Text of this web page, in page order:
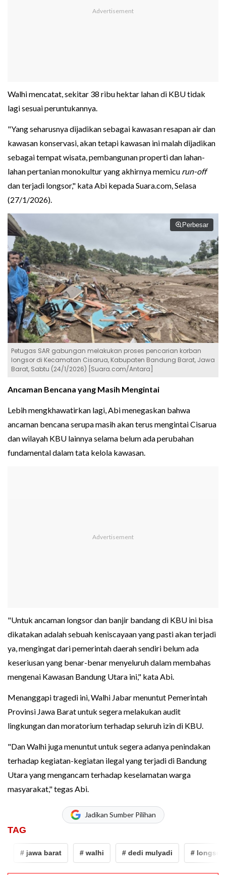
Walhi mencatat, sekitar 38 ribu hektar lahan di KBU tidak
lagi sesuai peruntukannya.
"Yang seharusnya dijadikan sebagai kawasan resapan air dan
kawasan konservasi, akan tetapi kawasan ini malah dijadikan
sebagai tempat wisata, pembangunan properti dan lahan-
lahan pertanian monokultur yang akhirnya memicu run-off
dan terjadi longsor," kata Abi kepada Suara.com, Selasa
(27/1/2026).
Perbesar
Petugas SAR gabungan melakukan proses pencarian korban
longsor di Kecamatan Cisarua, Kabupaten Bandung Barat, Jawa
Barat, Sabtu (24/1/2026) [Suara.com/Antara]
Ancaman Bencana yang Masih Mengintai
Lebih mengkhawatirkan lagi, Abi menegaskan bahwa
ancaman bencana serupa masih akan terus mengintai Cisarua
dan wilayah KBU lainnya selama belum ada perubahan
fundamental dalam tata kelola kawasan.
"Untuk ancaman longsor dan banjir bandang di KBU ini bisa
dikatakan adalah sebuah keniscayaan yang pasti akan terjadi
ya, mengingat dari pemerintah daerah sendiri belum ada
keseriusan yang benar-benar menyeluruh dalam membahas
mengenai Kawasan Bandung Utara ini," kata Abi.
Menanggapi tragedi ini, Walhi Jabar menuntut Pemerintah
Provinsi Jawa Barat untuk segera melakukan audit
lingkungan dan moratorium terhadap seluruh izin di KBU.
"Dan Walhi juga menuntut untuk segera adanya penindakan
terhadap kegiatan-kegiatan ilegal yang terjadi di Bandung
Utara yang mengancam terhadap keselamatan warga
masyarakat," tegas Abi.
Jadikan Sumber Pilihan
TAG
# jawa barat # walhi # dedi mulyadi # longsor